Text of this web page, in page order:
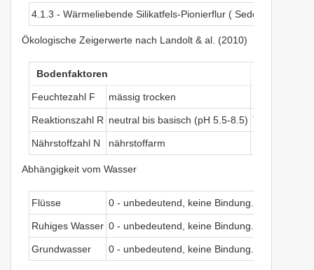
4.1.3 - Wärmeliebende Silikatfels-Pionierflur ( Sedo-Veronicion)
Ökologische Zeigerwerte nach Landolt & al. (2010)
Bodenfaktoren
Feuchtezahl F mässig trocken
Reaktionszahl R neutral bis basisch (pH 5.5-8.5)
Nährstoffzahl N nährstoffarm
Abhängigkeit vom Wasser
Flüsse 0 - unbedeutend, keine Bindung.
Ruhiges Wasser 0 - unbedeutend, keine Bindung.
Grundwasser 0 - unbedeutend, keine Bindung.